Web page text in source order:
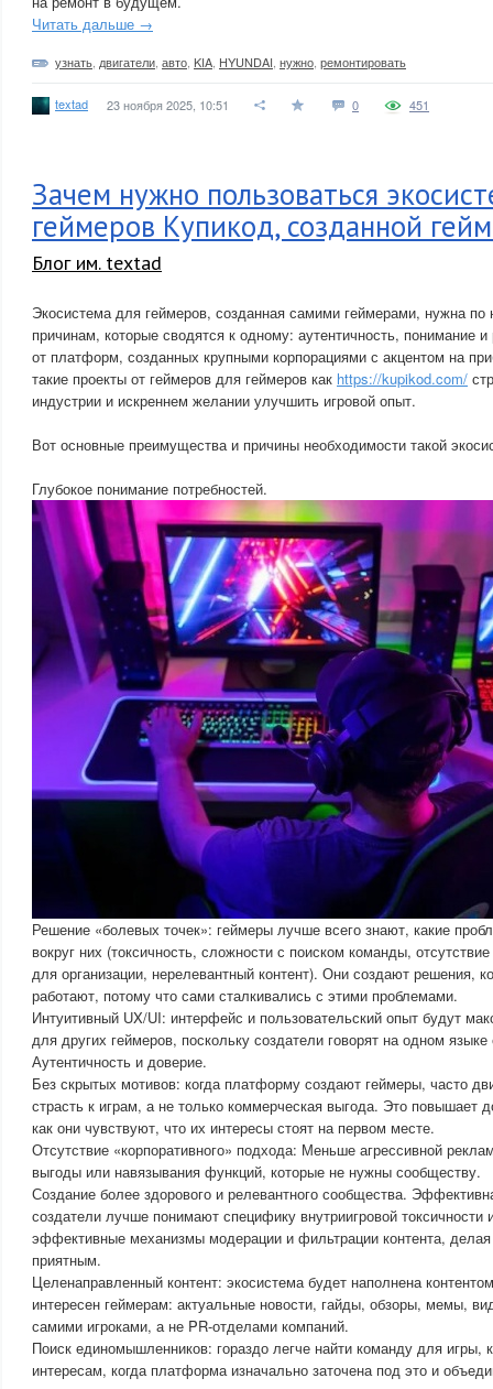
Читать дальше →
узнать двигатели авто KIA HYUNDAI нужно ремонтировать
textad 23 ноября 2025, 10:51 0 451
Зачем нужно пользоваться
геймеров Купикод, созданной
Блог им. textad
Экосистема для геймеров, созданная самими геймерами, нужна
причинам, которые сводятся к одному: аутентичность, понимание
от платформ, созданных крупными корпорациями с акцентом на
такие проекты от геймеров для геймеров как https://kupikod.com/
индустрии и искреннем желании улучшить игровой опыт.
Вот основные преимущества и причины необходимости такой
Глубокое понимание потребностей.
Решение «болевых точек»: геймеры лучше всего знают, какие
вокруг них (токсичность, сложности с поиском команды,
для организации, нерелевантный контент). Они создают решения,
работают, потому что сами сталкивались с этими проблемами.
Интуитивный UX/UI: интерфейс и пользовательский опыт будут
для других геймеров, поскольку создатели говорят на одном
Аутентичность и доверие.
Без скрытых мотивов: когда платформу создают геймеры, часто
страсть к играм, а не только коммерческая выгода. Это повышает
как они чувствуют, что их интересы стоят на первом месте.
Отсутствие «корпоративного» подхода: Меньше агрессивной
выгоды или навязывания функций, которые не нужны сообществу.
Создание более здорового и релевантного сообщества.
создатели лучше понимают специфику внутриигровой токсичности
эффективные механизмы модерации и фильтрации контента,
приятным.
Целенаправленный контент: экосистема будет наполнена
интересен геймерам: актуальные новости, гайды, обзоры, мемы,
самими игроками, а не PR-отделами компаний.
Поиск единомышленников: гораздо легче найти команду для игры,
интересам, когда платформа изначально заточена под это и